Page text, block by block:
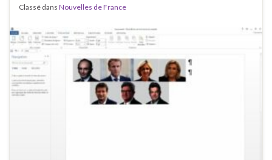
Classé dans Nouvelles de France